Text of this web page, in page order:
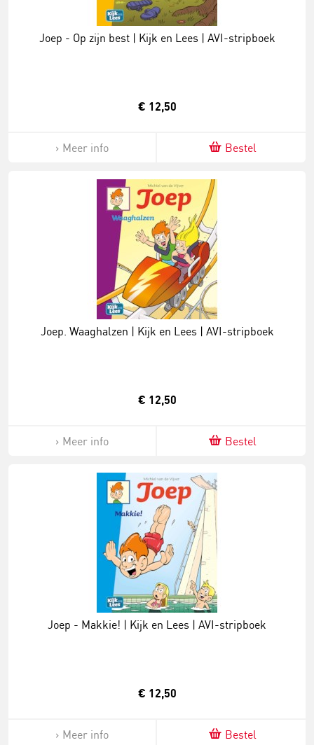
Joep - Op zijn best | Kijk en Lees | AVI-stripboek
€ 12,50
Meer info Bestel
Joep. Waaghalzen | Kijk en Lees | AVI-stripboek
€ 12,50
Meer info Bestel
Joep - Makkie! | Kijk en Lees | AVI-stripboek
€ 12,50
Meer info Bestel